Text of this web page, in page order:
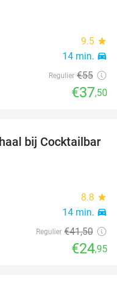
9.5 star
14 min. directions_car
Regulier €55
€37,50
40%
bij Cocktailbar
8.8 star
14 min. directions_car
Regulier €41,50
€24,95